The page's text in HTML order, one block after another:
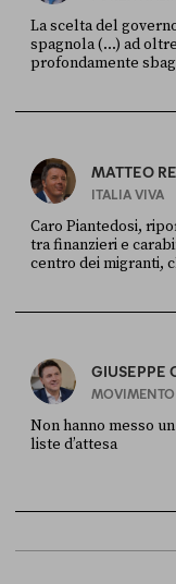
La scelta del
spagnola (...) ad
profondamente
MATTEO
ITALIA VIVA
Caro Piantedosi,
tra finanzieri e
centro dei migranti,
GIUSEPPE
MOVIMENTO
Non hanno messo
liste d’attesa